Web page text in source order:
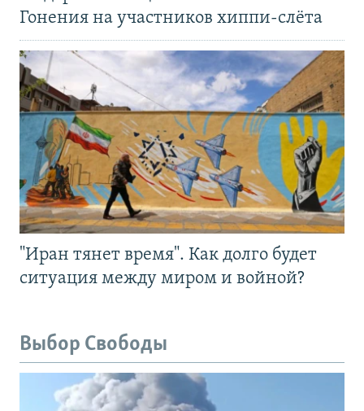
Гонения на участников хиппи-слёта
"Иран тянет время". Как долго будет
ситуация между миром и войной?
Выбор Свободы